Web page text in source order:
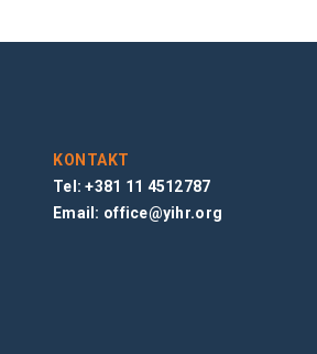
KONTAKT
Tel: +381 11 4512787
Email: office@yihr.org